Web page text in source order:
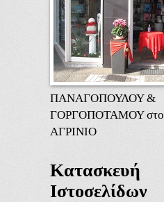
ΠΑΝΑΓΟΠΟΥΛΟΥ &
ΓΟΡΓΟΠΟΤΑΜΟΥ στο
ΑΓΡΙΝΙΟ
Κατασκευή
Ιστοσελίδων